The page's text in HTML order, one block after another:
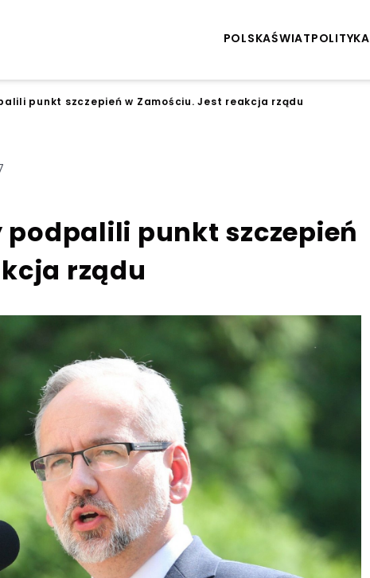
POLSKAŚWIATPOLITYKA
punkt szczepień w Zamościu. Jest reakcja rządu
punkt szczepień
rządu